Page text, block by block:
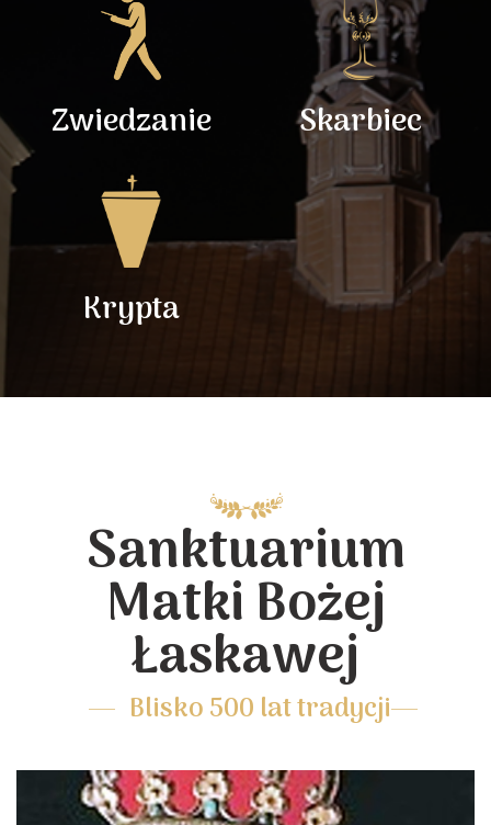
Zwiedzanie Skarbiec
Krypta
Sanktuarium
Matki Bożej
Łaskawej
Blisko 500 lat tradycji